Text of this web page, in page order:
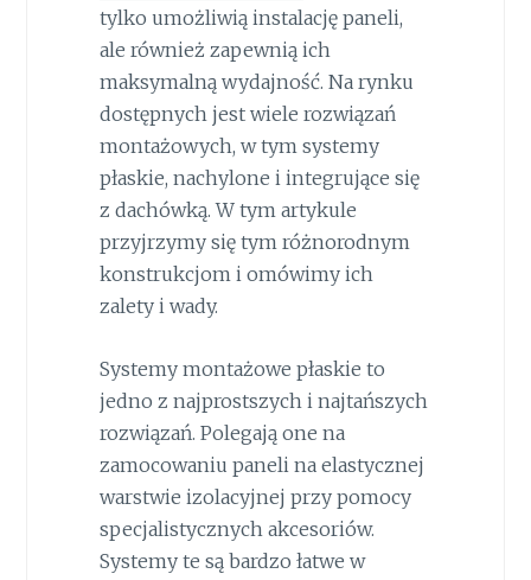
tylko umożliwią instalację paneli,
ale również zapewnią ich
maksymalną wydajność. Na rynku
dostępnych jest wiele rozwiązań
montażowych, w tym systemy
płaskie, nachylone i integrujące się
z dachówką. W tym artykule
przyjrzymy się tym różnorodnym
konstrukcjom i omówimy ich
zalety i wady.
Systemy montażowe płaskie to
jedno z najprostszych i najtańszych
rozwiązań. Polegają one na
zamocowaniu paneli na elastycznej
warstwie izolacyjnej przy pomocy
specjalistycznych akcesoriów.
Systemy te są bardzo łatwe w